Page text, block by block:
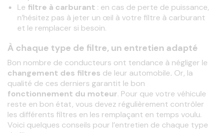
Le filtre à carburant : en cas de perte de puissance,
n’hésitez pas à jeter un œil à votre filtre à carburant
et le remplacer si besoin.
À chaque type de filtre, un entretien adapté
Bon nombre de conducteurs ont tendance à négliger le
changement des filtres de leur automobile. Or, la
qualité de ces derniers garantit le bon
fonctionnement du moteur. Pour que votre véhicule
reste en bon état, vous devez régulièrement contrôler
les différents filtres en les remplaçant en temps voulu.
Voici quelques conseils pour l’entretien de chaque type